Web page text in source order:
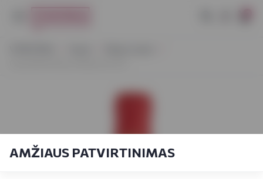
AMŽIAUS PATVIRTINIMAS